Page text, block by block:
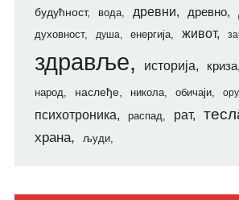
будућност вода древни древно
духовност душа енергија живот
здравље историја криза
народ наслеђе никола обичаји
психотроника распад рат
храна људи